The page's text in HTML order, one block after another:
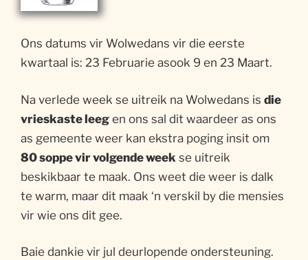
Ons datums vir Wolwedans vir die eerste
kwartaal is: 23 Februarie asook 9 en 23 Maart.
Na verlede week se uitreik na Wolwedans is die
vrieskaste leeg en ons sal dit waardeer as ons
as gemeente weer kan ekstra poging insit om
80 soppe vir volgende week se uitreik
beskikbaar te maak. Ons weet die weer is dalk
te warm, maar dit maak ‘n verskil by die mensies
vir wie ons dit gee.
Baie dankie vir jul deurlopende ondersteuning.